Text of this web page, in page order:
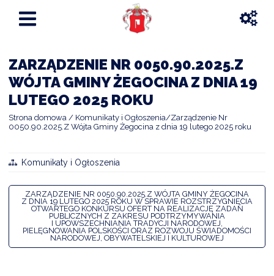
ZARZĄDZENIE NR 0050.90.2025.Z
WÓJTA GMINY ŻEGOCINA Z DNIA 19
LUTEGO 2025 ROKU
Strona domowa Komunikaty i Ogłoszenia
Zarządzenie Nr
0050.90.2025.Z Wójta Gminy Żegocina z dnia 19 lutego 2025 roku
Komunikaty i Ogłoszenia
ZARZĄDZENIE NR 0050.90.2025.Z WÓJTA GMINY ŻEGOCINA
Z DNIA 19 LUTEGO 2025 ROKU W SPRAWIE ROZSTRZYGNIĘCIA
OTWARTEGO KONKURSU OFERT NA REALIZACJĘ ZADAŃ
PUBLICZNYCH Z ZAKRESU PODTRZYMYWANIA
I UPOWSZECHNIANIA TRADYCJI NARODOWEJ,
PIELĘGNOWANIA POLSKOŚCI ORAZ ROZWOJU ŚWIADOMOŚCI
NARODOWEJ, OBYWATELSKIEJ I KULTUROWEJ